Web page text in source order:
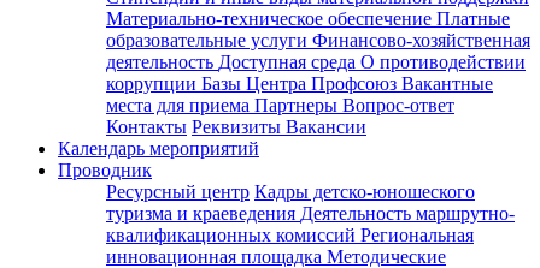
Материально-техническое обеспечение Платные
образовательные услуги Финансово-хозяйственная
деятельность Доступная среда О противодействии
коррупции Базы Центра Профсоюз Вакантные
места для приема Партнеры Вопрос-ответ
Контакты Реквизиты Вакансии
Календарь мероприятий
Проводник
Ресурсный центр Кадры детско-юношеского
туризма и краеведения Деятельность маршрутно-
квалификационных комиссий Региональная
инновационная площадка Методические